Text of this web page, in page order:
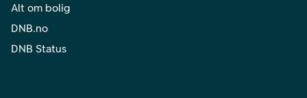
Alt om bolig
DNB.no
DNB Status